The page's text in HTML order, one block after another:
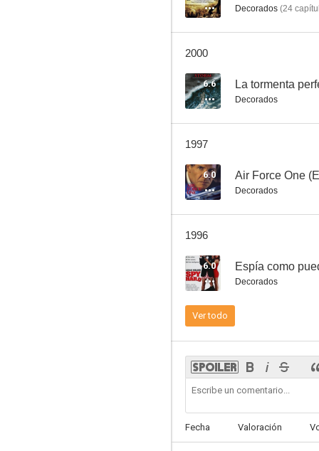
Decorados (24
2000
6.6 La tormenta
Decorados
1997
6.0 Air Force One
Decorados
1996
6.0 Espía como
Decorados
Ver todo
Fecha Valoración